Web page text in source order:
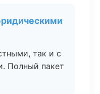
так и с
Полный пакет